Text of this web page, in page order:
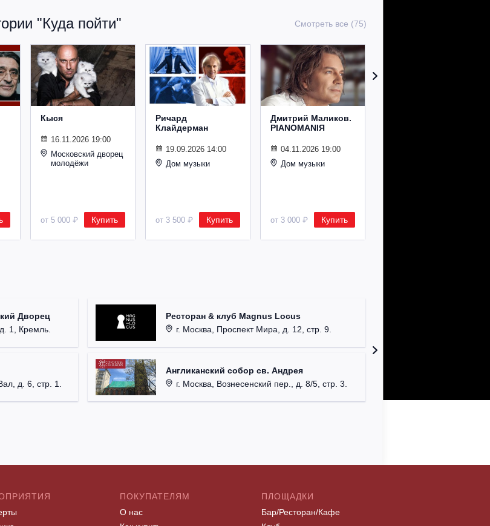
"Куда пойти" Смотреть все (75)
Кыся
16.11.2026 19:00
Московский дворец
молодёжи
от 5 000 ₽ Купить
Ричард
Клайдерман
19.09.2026 14:00
Дом музыки
от 3 500 ₽ Купить
Дмитрий Маликов.
PIANOMANIЯ
04.11.2026 19:00
Дом музыки
от 3 000 ₽ Купить
Дворец
1, Кремль.
д. 6, стр. 1.
Ресторан & клуб Magnus Locus
г. Москва, Проспект Мира, д. 12, стр. 9.
Англиканский собор св. Андрея
г. Москва, Вознесенский пер., д. 8/5, стр. 3.
ПОКУПАТЕЛЯМ
О нас
ПЛОЩАДКИ
Бар/Ресторан/Кафе